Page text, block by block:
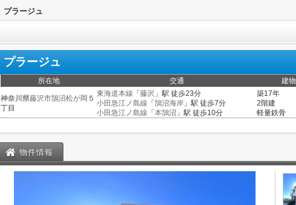
プラージュ
プラージュ
所在地 交通 建物
神奈川県藤沢市鵠沼松が岡 ５
丁目
東海道本線 「 藤沢 」駅 徒歩23分
小田急江ノ島線 「 鵠沼海岸 」駅 徒歩7分
小田急江ノ島線 「 本鵠沼 」駅 徒歩10分
築17年
2階建
軽量鉄骨
物件情報